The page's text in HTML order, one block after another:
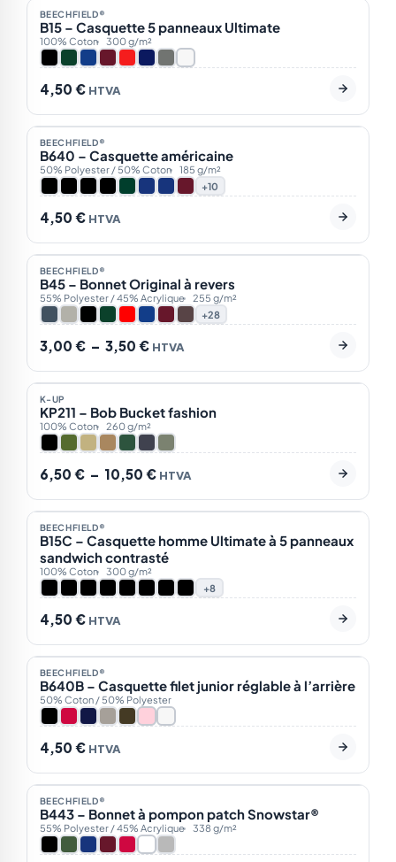
BEST-SELLER
NOTRE CHOIX
BEECHFIELD®
B15 – Casquette 5 panneaux Ultimate
100% Coton 300 g/m²
4,50 € HTVA
BEST-SELLER
NOTRE CHOIX
BEECHFIELD®
B640 – Casquette américaine
50% Polyester / 50% Coton
185 g/m²
+10
4,50 € HTVA
NOTRE CHOIX
BEECHFIELD®
B45 – Bonnet Original à revers
55% Polyester / 45% Acrylique
255 g/m²
+28
3,00 € – 3,50 €
Plage
de
prix :
3,00 €
à
HTVA
NOTRE CHOIX
K-UP
KP211 – Bob Bucket fashion
100% Coton 260 g/m²
6,50 € – 10,50 €
Plage
de
prix :
6,50 €
à
HTVA
NOTRE CHOIX
BEECHFIELD®
B15C – Casquette homme Ultimate à 5 panneaux
sandwich contrasté
100% Coton
300 g/m²
+8
4,50 € HTVA
NOTRE CHOIX
BEECHFIELD®
B640B – Casquette filet junior réglable à l’arrière
50% Coton / 50% Polyester
4,50 € HTVA
NOTRE CHOIX
BEECHFIELD®
B443 – Bonnet à pompon patch Snowstar®
55% Polyester / 45% Acrylique 338 g/m²
Plage
prix :
4,50 €
à